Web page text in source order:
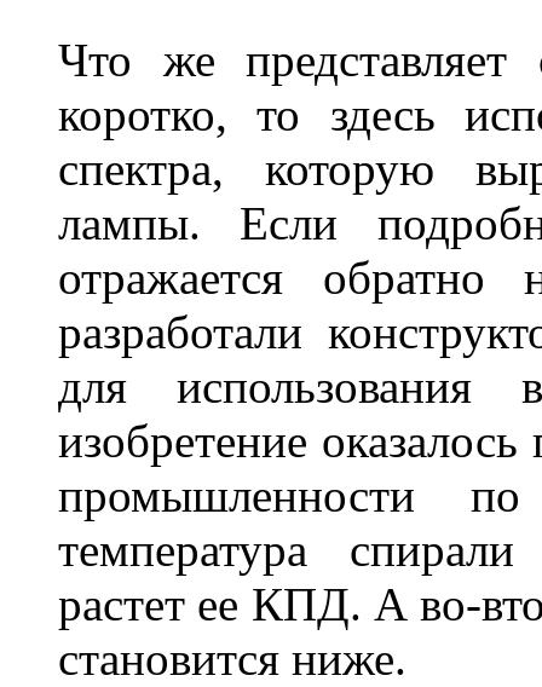
Что же
коротко, то здесь
спектра, которую
лампы. Если
отражается
разработали
для использования
изобретение
промышленности
температура
растет ее КПД. А во-
становится ниже.